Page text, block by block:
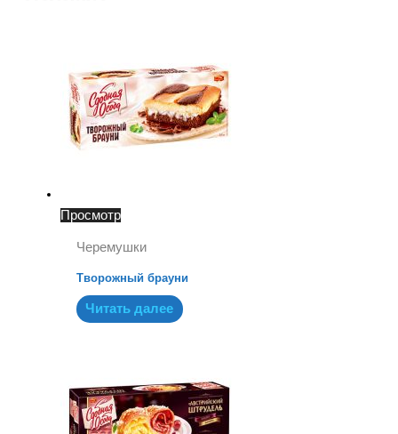
Просмотр
Черемушки
Творожный брауни
Читать далее